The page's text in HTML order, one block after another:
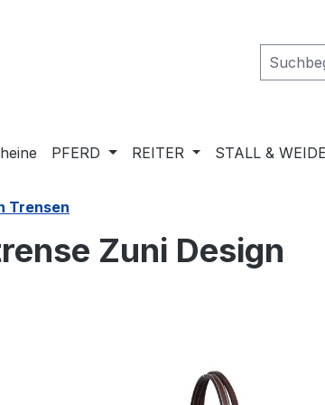
springen
PFERD REITER STALL &
Trensen
Zuni Design